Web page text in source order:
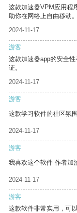
这款加速器VPM应用程
助你在网络上自由移动。
2024-11-17
游客
这款加速器app的安全
证。
2024-11-17
游客
这款学习软件的社区氛
2024-11-17
游客
我喜欢这个软件 作者加
2024-11-17
游客
这款软件非常实用，可